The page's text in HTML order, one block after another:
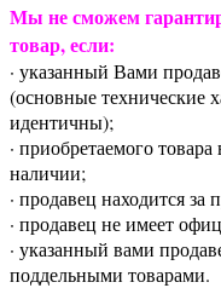
Мы не сможем
товар, если:
· указанный Вами
(основные технические
идентичны);
· приобретаемого
наличии;
· продавец находится
· продавец не имеет
· указанный вами
поддельными товарами.